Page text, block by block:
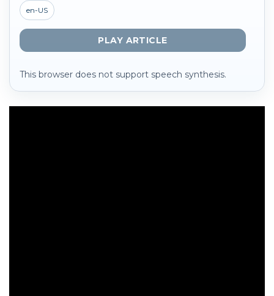
en-US
PLAY ARTICLE
This browser does not support speech synthesis.